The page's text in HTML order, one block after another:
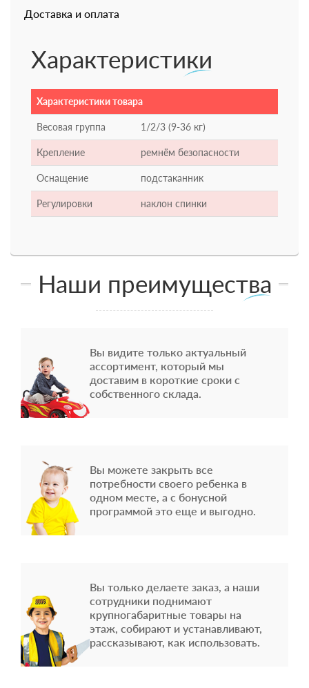
Доставка и оплата
Характеристики
Характеристики товара
Весовая группа 1/2/3 (9-36 кг)
Крепление ремнём безопасности
Оснащение подстаканник
Регулировки наклон спинки
Наши преимущества
Вы видите только актуальный
ассортимент, который мы
доставим в короткие сроки с
собственного склада.
Вы можете закрыть все
потребности своего ребенка в
одном месте, а с бонусной
программой это еще и выгодно.
Вы только делаете заказ, а наши
сотрудники поднимают
крупногабаритные товары на
этаж, собирают и устанавливают,
рассказывают, как использовать.